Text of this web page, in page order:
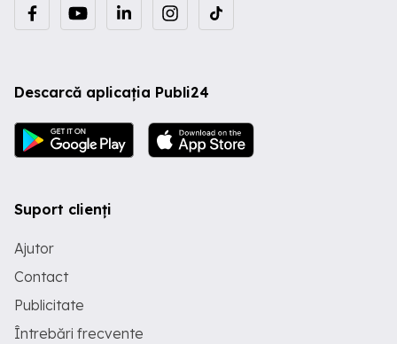
Descarcă aplicația Publi24
Suport clienți
Ajutor
Contact
Publicitate
Întrebări frecvente